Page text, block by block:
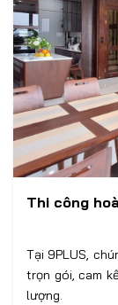
Thi công
Tại 9PLUS,
trọn gói, cam
lượng.